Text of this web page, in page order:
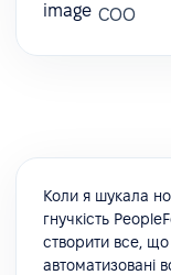
COO
Коли я шукала
гнучкість
створити все, що
автоматизовані